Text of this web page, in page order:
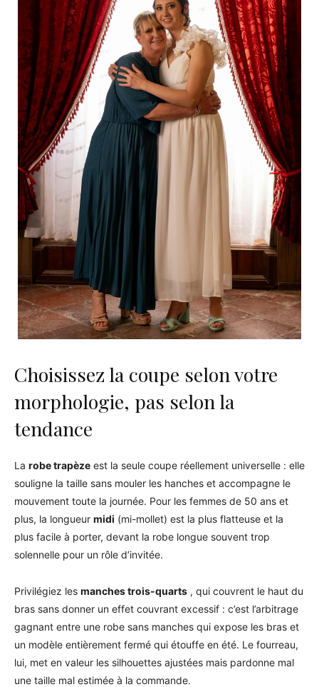
Choisissez la coupe selon votre
morphologie, pas selon la
tendance
La robe trapèze est la seule coupe réellement universelle : elle
souligne la taille sans mouler les hanches et accompagne le
mouvement toute la journée. Pour les femmes de 50 ans et
plus, la longueur midi (mi-mollet) est la plus flatteuse et la
plus facile à porter, devant la robe longue souvent trop
solennelle pour un rôle d’invitée.
Privilégiez les manches trois-quarts , qui couvrent le haut du
bras sans donner un effet couvrant excessif : c’est l’arbitrage
gagnant entre une robe sans manches qui expose les bras et
un modèle entièrement fermé qui étouffe en été. Le fourreau,
lui, met en valeur les silhouettes ajustées mais pardonne mal
une taille mal estimée à la commande.